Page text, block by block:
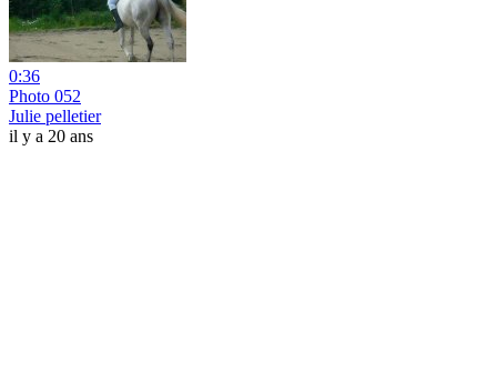
0:36
Photo 052
Julie pelletier
il y a 20 ans